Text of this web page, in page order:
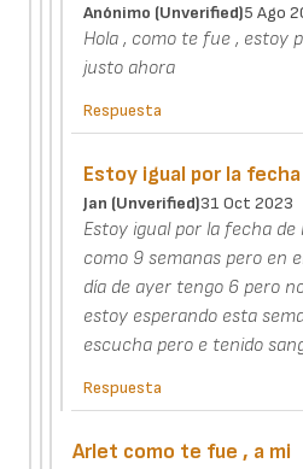
Anónimo (unverified)5 Ago
Hola , como te fue , estoy
justo ahora
Respuesta
Estoy igual por la
Jan (unverified)31 Oct 2023
Estoy igual por la fecha
como 9 semanas pero en
día de ayer tengo 6 pero
estoy esperando esta
escucha pero e tenido
Respuesta
Arlet como te fue , a mi